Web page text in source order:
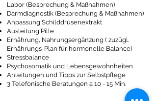
Labor (Besprechung & Maßnahmen)
Darmdiagnostik (Besprechung & Maßnahmen)
Anpassung Schilddrüsenextrakt
Ausleitung Pille
Ernährung, Nahrungsergänzung ( zuzügl.
Ernährungs-Plan für hormonelle Balance)
Stressbalance
Psychosomatik und Lebensgewohnheiten
Anleitungen und Tipps zur Selbstpflege
3 Telefonische Beratungen a 10 - 15 Min.